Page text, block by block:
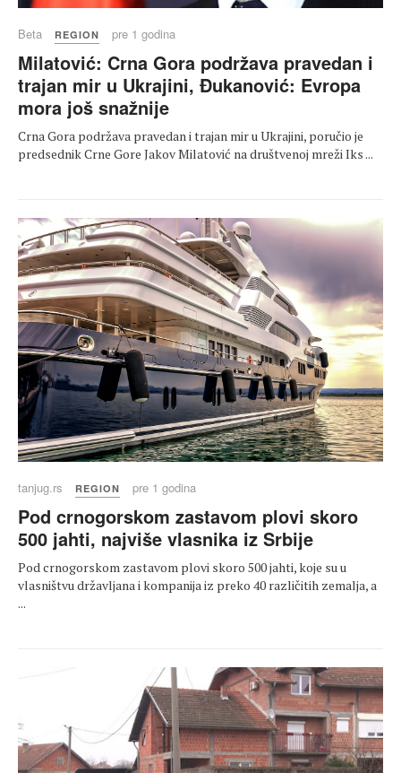
Beta REGION pre 1 godina
Milatović: Crna Gora podržava pravedan i
trajan mir u Ukrajini, Đukanović: Evropa
mora još snažnije
Crna Gora podržava pravedan i trajan mir u Ukrajini, poručio je
predsednik Crne Gore Jakov Milatović na društvenoj mreži Iks ...
tanjug.rs REGION pre 1 godina
Pod crnogorskom zastavom plovi skoro
500 jahti, najviše vlasnika iz Srbije
Pod crnogorskom zastavom plovi skoro 500 jahti, koje su u
vlasništvu državljana i kompanija iz preko 40 različitih zemalja, a
...